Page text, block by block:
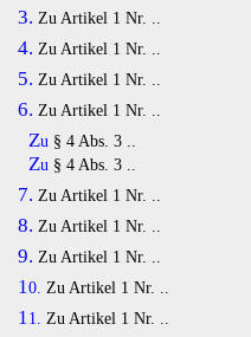
3. Zu Artikel 1 Nr. ..
4. Zu Artikel 1 Nr. ..
5. Zu Artikel 1 Nr. ..
6. Zu Artikel 1 Nr. ..
Zu § 4 Abs. 3 ..
Zu § 4 Abs. 3 ..
7. Zu Artikel 1 Nr. ..
8. Zu Artikel 1 Nr. ..
9. Zu Artikel 1 Nr. ..
10. Zu Artikel 1 Nr. ..
11.
Zu Artikel 1 Nr. ..